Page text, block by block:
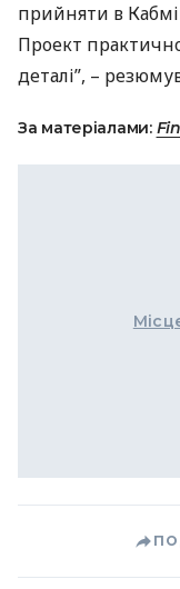
прийняти в
Проект
деталі”, –
За матеріалами: